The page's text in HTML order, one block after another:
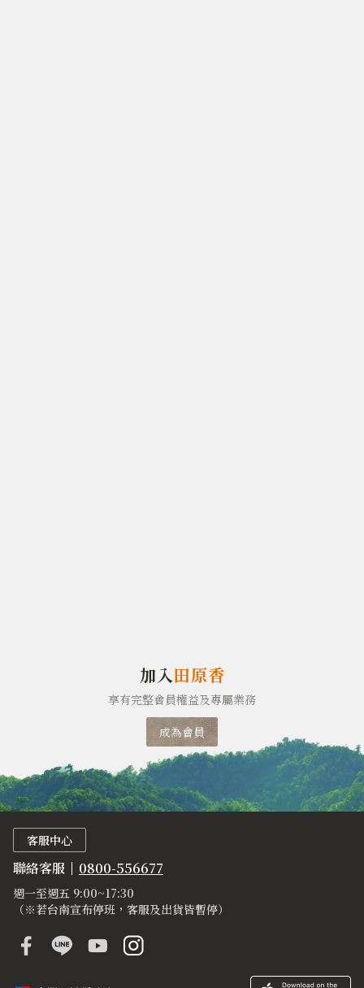
加入田原香
享有完整會員權益及專屬業務
成為會員
客服中心
聯絡客服 0800-556677
週一至週五 9:00~17:30
（※若台南宣布停班，客服及出貨皆暫停）